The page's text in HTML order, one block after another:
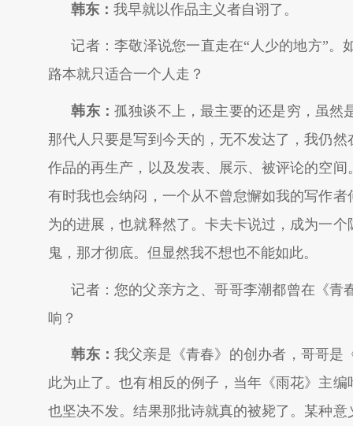
韩东：我早就以作品主义者自诩了。
记者：李敬泽说您一直走在“人少的地方”
路本就只适合一个人走？
韩东： 孤独谈不上，最主要的还是穷，虽然
那代人只要是写到今天的，无不发达了，我仍
作品的再生产，以及发表、展示、被评论的空
有时我也会纳闷，一个从不曾怠懈如我的写作
为的进展，也就释然了。卡夫卡说过，成为一
鬼，那才彻底。但显然我不想也不能如此。
记者：您的父亲方之、哥哥李潮都曾在《青
响？
韩东： 我父亲是《青春》的创办者，哥哥是
此为止了。也有相反的例子，当年《雨花》主
也坚决不发。结果那批诗就真的被毙了。某种